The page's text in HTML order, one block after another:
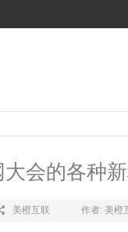
会的各种
美橙互联 作者: 美橙